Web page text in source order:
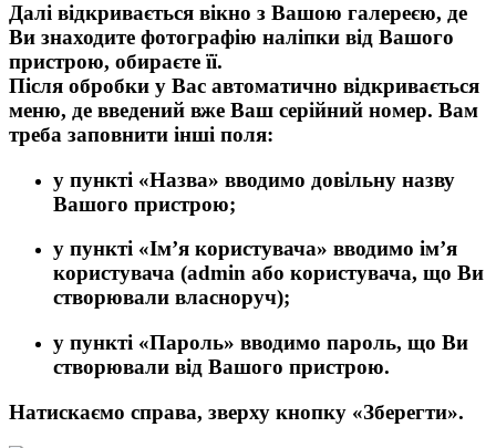
Далі відкривається вікно з Вашою галереєю, де
Ви знаходите фотографію наліпки від Вашого
пристрою, обираєте її.
Після обробки у Вас автоматично відкривається
меню, де введений вже Ваш серійний номер. Вам
треба заповнити інші поля:
у пункті «Назва» вводимо довільну назву
Вашого пристрою;
у пункті «Ім’я користувача» вводимо ім’я
користувача (admin або користувача, що Ви
створювали власноруч);
у пункті «Пароль» вводимо пароль, що Ви
створювали від Вашого пристрою.
Натискаємо справа, зверху кнопку «Зберегти».